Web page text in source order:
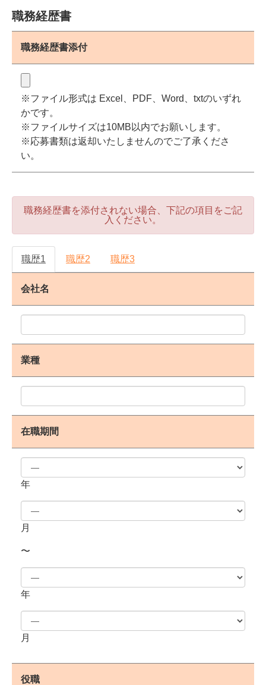
職務経歴書
職務経歴書添付
※ファイル形式は Excel、PDF、Word、txtのいずれ
かです。
※ファイルサイズは10MB以内でお願いします。
※応募書類は返却いたしませんのでご了承くださ
い。
職務経歴書を添付されない場合、下記の項目をご記
入ください。
職歴1 職歴2 職歴3
会社名
業種
在職期間
年
月
〜
年
月
役職